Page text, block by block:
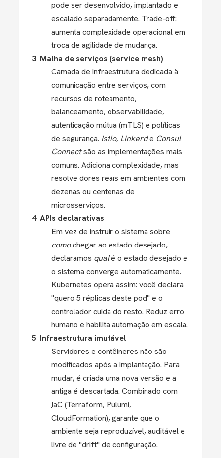
pode ser desenvolvido, implantado e
escalado separadamente. Trade-off:
aumenta complexidade operacional em
troca de agilidade de mudança.
3. Malha de serviços (service mesh)
Camada de infraestrutura dedicada à
comunicação entre serviços, com
recursos de roteamento,
balanceamento, observabilidade,
autenticação mútua (mTLS) e políticas
de segurança. Istio, Linkerde Consul
Connectsão as implementações mais
comuns. Adiciona complexidade, mas
resolve dores reais em ambientes com
dezenas ou centenas de
microsserviços.
4. APIs declarativas
Em vez de instruir o sistema sobre
comochegar ao estado desejado,
declaramos qualé o estado desejado e
o sistema converge automaticamente.
Kubernetes opera assim: você declara
"quero 5 réplicas deste pod" e o
controlador cuida do resto. Reduz erro
humano e habilita automação em escala.
5. Infraestrutura imutável
Servidores e contêineres não são
modificados após a implantação. Para
mudar, é criada uma nova versão e a
antiga é descartada. Combinado com
IaC(Terraform, Pulumi,
CloudFormation), garante que o
ambiente seja reproduzível, auditável e
livre de "drift" de configuração.